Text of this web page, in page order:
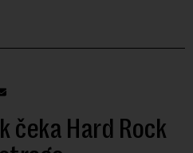
čeka Hard Rock